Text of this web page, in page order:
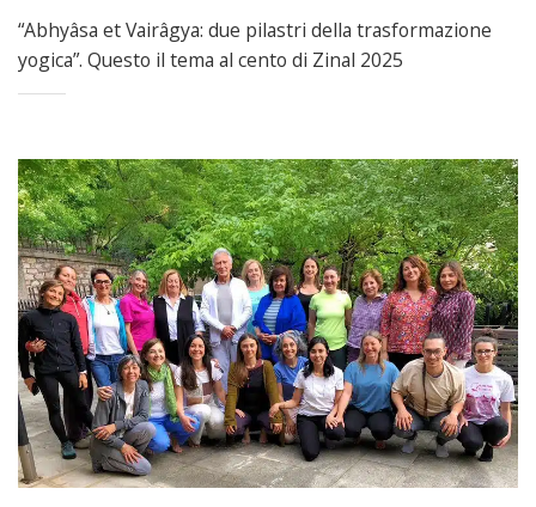
“Abhyâsa et Vairâgya: due pilastri della trasformazione
yogica”. Questo il tema al cento di Zinal 2025